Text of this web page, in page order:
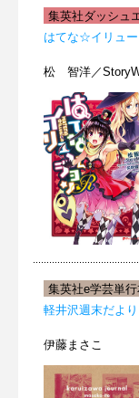
集英社ダッシュ
はてな☆イリュ
松 智洋／
集英社e学芸単
軽井沢週末だより
伊藤まさこ